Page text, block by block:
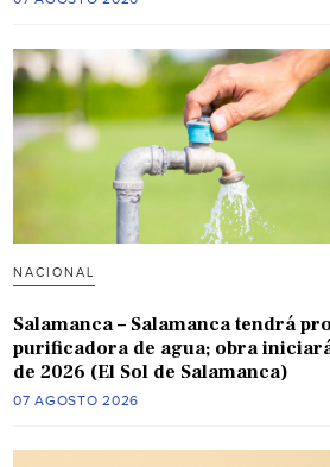
NACIONAL
Salamanca – Salamanca tendrá
purificadora de agua; obra
de 2026 (El Sol de Salamanca)
07 AGOSTO 2026